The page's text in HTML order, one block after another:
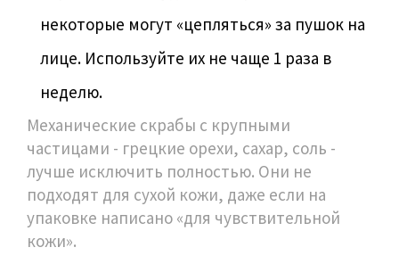
некоторые могут «цепляться» за пушок на
лице. Используйте их не чаще 1 раза в
неделю.
Механические скрабы с крупными
частицами - грецкие орехи, сахар, соль -
лучше исключить полностью. Они не
подходят для сухой кожи, даже если на
упаковке написано «для чувствительной
кожи».